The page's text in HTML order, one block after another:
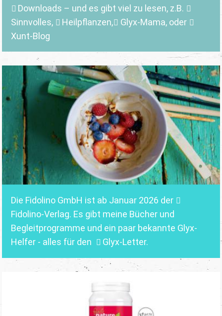
Downloads – und es gibt viel zu lesen, z.B.
Sinnvolles, Heilpflanzen, Glyx-Mama,oder
Xunt-Blog
Die Fidolino GmbH ist ab Januar 2026 der
Fidolino-Verlag. Es gibt meine Bücher und
Begleitprogramme und ein paar bekannte Glyx-
Helfer - alles für den
Glyx-Letter.